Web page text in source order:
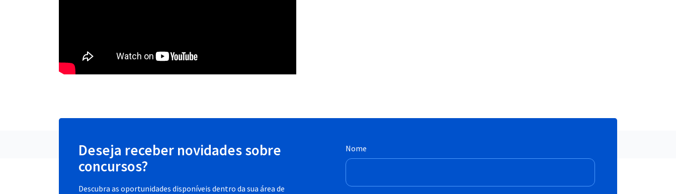
Deseja receber novidades sobre
concursos?
Descubra as oportunidades disponíveis dentro da sua área de
Nome